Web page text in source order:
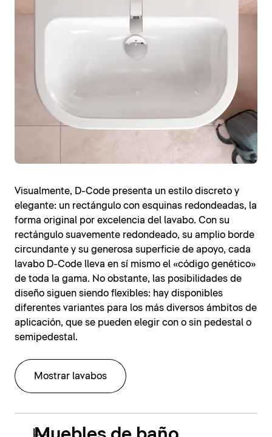
Visualmente, D-Code presenta un estilo discreto y
elegante: un rectángulo con esquinas redondeadas, la
forma original por excelencia del lavabo. Con su
rectángulo suavemente redondeado, su amplio borde
circundante y su generosa superficie de apoyo, cada
lavabo D-Code lleva en sí mismo el «código genético»
de toda la gama. No obstante, las posibilidades de
diseño siguen siendo flexibles: hay disponibles
diferentes variantes para los más diversos ámbitos de
aplicación, que se pueden elegir con o sin pedestal o
semipedestal.
Mostrar lavabos